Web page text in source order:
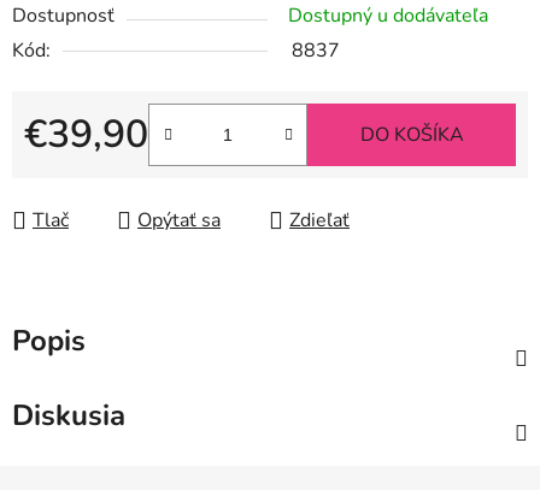
Dostupnosť
Dostupný u dodávateľa
Kód:
8837
€39,90
Jednotková cena:
DO KOŠÍKA
Tlač Opýtať sa Zdieľať
Popis
Diskusia